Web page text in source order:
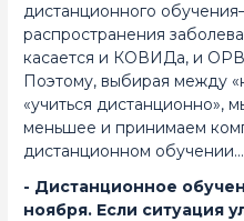
дистанционного
распространения
касается и КОВИДа, и
Поэтому, выбирая между
«учиться дистанционно»,
меньшее и принимаем
дистанционном обучении…
- Дистанционное
ноября. Если ситуация